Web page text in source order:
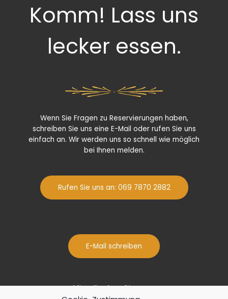
Komm! Lass uns
lecker essen.
Wenn Sie Fragen zu Reservierungen haben,
schreiben Sie uns eine E-Mail oder rufen Sie uns
einfach an. Wir werden uns so schnell wie möglich
bei Ihnen melden.
Rufen Sie uns an: 069 7870 2882
E-Mail schreiben
Hier finden Sie uns: